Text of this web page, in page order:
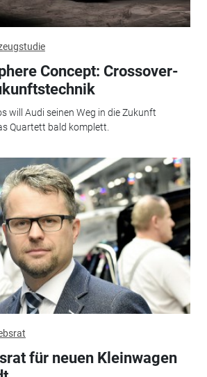
Concept: Crossover-
will Audi seinen Weg in die Zukunft
Quartett bald komplett.
für neuen Kleinwagen